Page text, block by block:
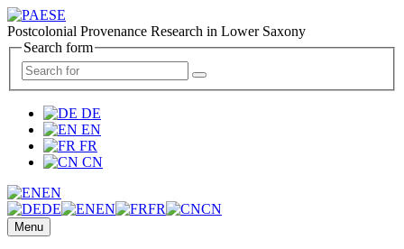
Postcolonial Provenance Research in Lower Saxony
Search form
DE
EN
FR
CN
EN
DE
EN FR CN
Menu